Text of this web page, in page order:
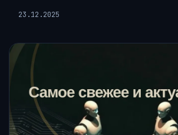
23.12.2025